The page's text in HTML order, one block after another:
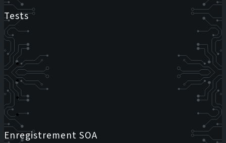
Tests
Enregistrement SOA